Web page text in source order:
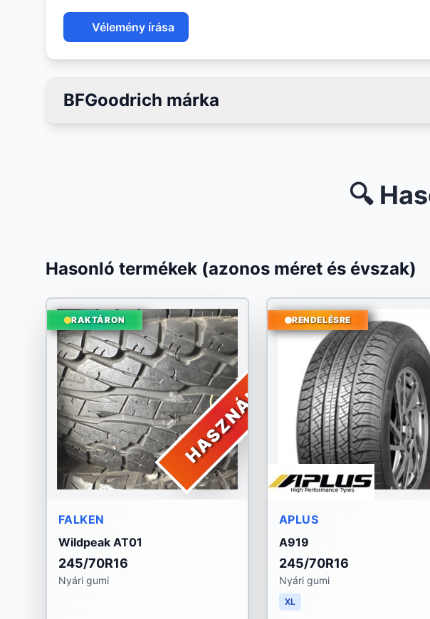
Vélemény írása
BFGoodrich márka
🔍
Hasonló termékek (azonos méret és évszak)
HASZNÁLT
RAKTÁRON
FALKEN
Wildpeak AT01
245/70R16
Nyári gumi
RENDELÉSRE
APLUS
A919
245/70R16
Nyári gumi
XL